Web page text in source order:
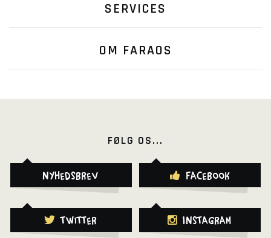
SERVICES
OM FARAOS
FØLG OS...
Nyhedsbrev Facebook
Twitter Instagram